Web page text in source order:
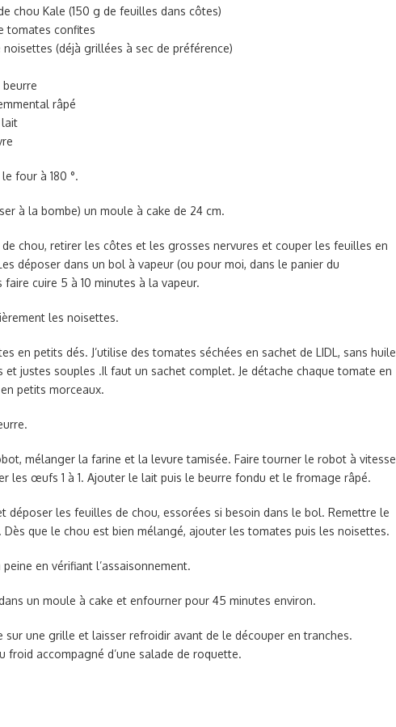
chou Kale (150 g de feuilles dans côtes)
tomates confites
(déjà grillées à sec de préférence)
râpé
lait
four à 180 °.
à la bombe) un moule à cake de 24 cm.
chou, retirer les côtes et les grosses nervures et couper les feuilles en
déposer dans un bol à vapeur (ou pour moi, dans le panier du
faire cuire 5 à 10 minutes à la vapeur.
les noisettes.
en petits dés. J’utilise des tomates séchées en sachet de LIDL, sans huile
et justes souples .Il faut un sachet complet. Je détache chaque tomate en
petits morceaux.
mélanger la farine et la levure tamisée. Faire tourner le robot à vitesse
les œufs 1 à 1. Ajouter le lait puis le beurre fondu et le fromage râpé.
déposer les feuilles de chou, essorées si besoin dans le bol. Remettre le
que le chou est bien mélangé, ajouter les tomates puis les noisettes.
en vérifiant l’assaisonnement.
un moule à cake et enfourner pour 45 minutes environ.
sur une grille et laisser refroidir avant de le découper en tranches.
froid accompagné d’une salade de roquette.